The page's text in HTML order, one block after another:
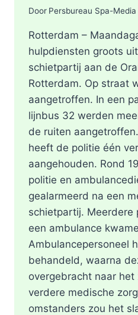
Door Persbureau Spa-Media
Rotterdam –
hulpdiensten groots
schietpartij aan de
Rotterdam. Op straat
aangetroffen. In een
lijnbus 32 werden
de ruiten
heeft de politie één
aangehouden. Rond
politie en
gealarmeerd na een
schietpartij. Meerdere
een ambulance
Ambulancepersoneel
behandeld, waarna
overgebracht naar het
verdere medische
omstanders zou het